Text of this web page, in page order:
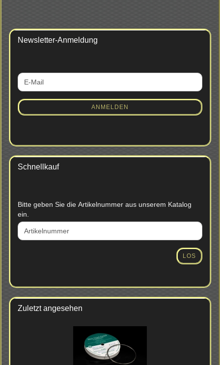
Newsletter-Anmeldung
WEITER
ZUR
ANMELDUNG
E-
Mail
ANMELDEN
Schnellkauf
BITTE
GEBEN
SIE
DIE
Bitte geben Sie die Artikelnummer aus unserem Katalog
ein.
LOS
Zuletzt angesehen